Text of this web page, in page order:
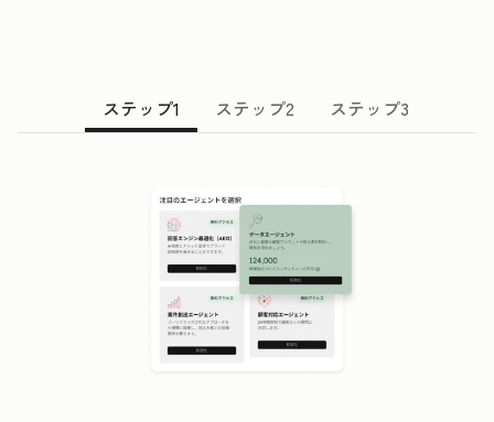
ステップ1 ステップ2 ステップ3